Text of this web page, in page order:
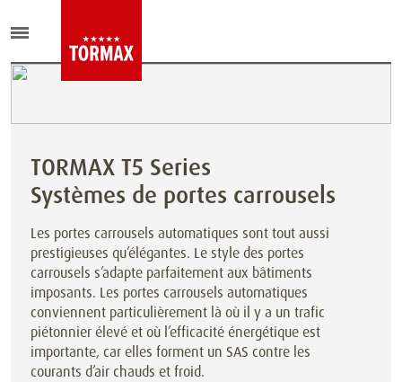
TORMAX T5 Series
Systèmes de portes carrousels
Les portes carrousels automatiques sont tout aussi
prestigieuses qu’élégantes. Le style des portes
carrousels s’adapte parfaitement aux bâtiments
imposants. Les portes carrousels automatiques
conviennent particulièrement là où il y a un trafic
piétonnier élevé et où l’efficacité énergétique est
importante, car elles forment un SAS contre les
courants d’air chauds et froid.